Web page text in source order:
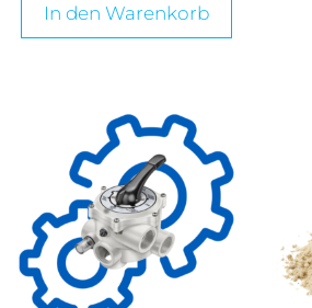
In den Warenkorb